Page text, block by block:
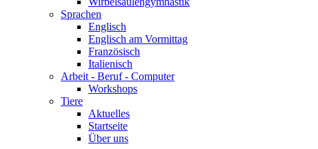
Sprachen
Englisch
Englisch am Vormittag
Französisch
Italienisch
Arbeit - Beruf - Computer
Workshops
Tiere
Aktuelles
Startseite
Über uns